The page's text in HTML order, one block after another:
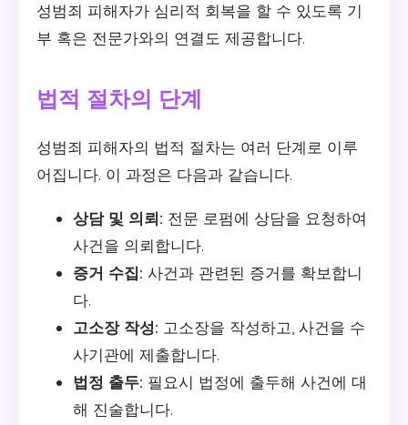
성범죄 피해자가 심리적 회복을 할 수 있도록 기
부 혹은 전문가와의 연결도 제공합니다.
법적 절차의 단계
성범죄 피해자의 법적 절차는 여러 단계로 이루
어집니다. 이 과정은 다음과 같습니다.
상담 및 의뢰: 전문 로펌에 상담을 요청하여
사건을 의뢰합니다.
증거 수집: 사건과 관련된 증거를 확보합니
다.
고소장 작성: 고소장을 작성하고, 사건을 수
사기관에 제출합니다.
법정 출두: 필요시 법정에 출두해 사건에 대
해 진술합니다.